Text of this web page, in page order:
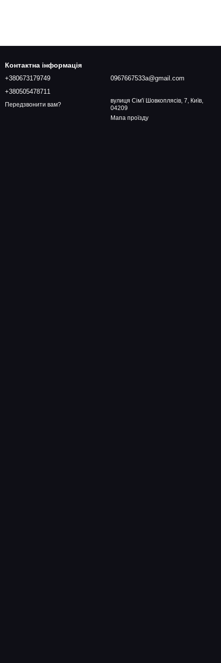
Контактна інформація
+380673179749
+380505478711
Передзвонити вам?
0967667533a@gmail.com
вулиця Сім'ї Шовкоплясів, 7, Київ,
04209
Мапа проїзду